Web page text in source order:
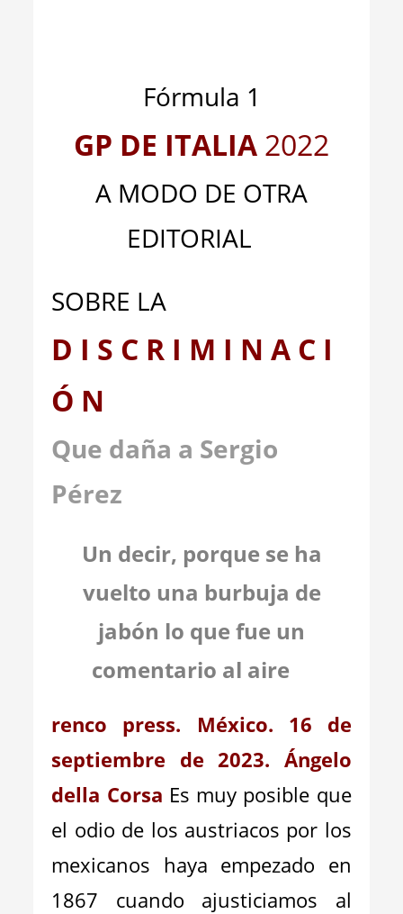
Fórmula 1
GP DE ITALIA 2022
A MODO DE OTRA
EDITORIAL
SOBRE LA
D I S C R I M I N A C I
Ó N
Que daña a Sergio
Pérez
Un decir, porque se ha
vuelto una burbuja de
jabón lo que fue un
comentario al aire
renco press. México. 16 de
septiembre de 2023. Ángelo
della Corsa Es muy posible que
el odio de los austriacos por los
mexicanos haya empezado en
1867 cuando ajusticiamos al